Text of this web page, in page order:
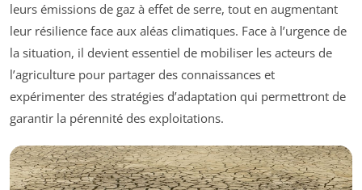
leurs émissions de gaz à effet de serre, tout en augmentant
leur résilience face aux aléas climatiques. Face à l’urgence de
la situation, il devient essentiel de mobiliser les acteurs de
l’agriculture pour partager des connaissances et
expérimenter des stratégies d’adaptation qui permettront de
garantir la pérennité des exploitations.